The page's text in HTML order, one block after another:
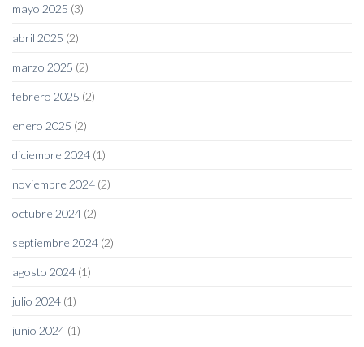
mayo 2025 (3)
abril 2025 (2)
marzo 2025 (2)
febrero 2025 (2)
enero 2025 (2)
diciembre 2024 (1)
noviembre 2024 (2)
octubre 2024 (2)
septiembre 2024 (2)
agosto 2024 (1)
julio 2024 (1)
junio 2024 (1)